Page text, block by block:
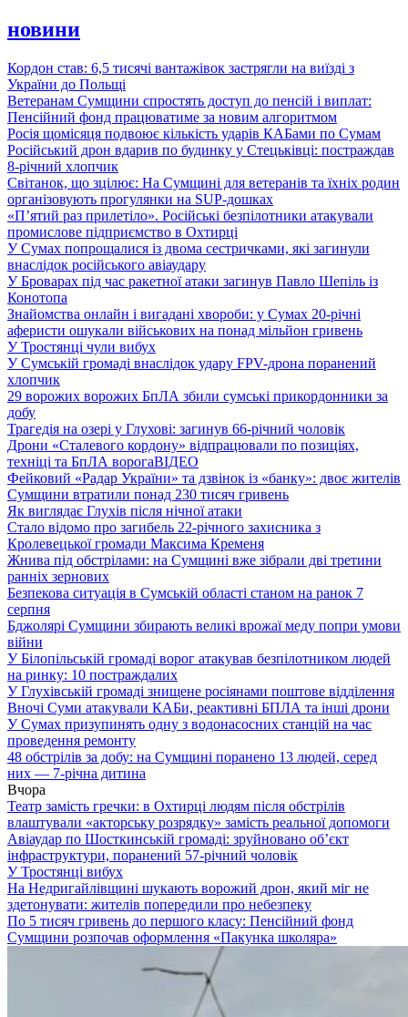
новини
Кордон став: 6,5 тисячі вантажівок застрягли на виїзді з
України до Польщі
Ветеранам Сумщини спростять доступ до пенсій і виплат:
Пенсійний фонд працюватиме за новим алгоритмом
Росія щомісяця подвоює кількість ударів КАБами по Сумам
Російський дрон вдарив по будинку у Стецьківці: постраждав
8-річний хлопчик
Світанок, що зцілює: На Сумщині для ветеранів та їхніх родин
організовують прогулянки на SUP-дошках
«П’ятий раз прилетіло». Російські безпілотники атакували
промислове підприємство в Охтирці
У Сумах попрощалися із двома сестричками, які загинули
внаслідок російського авіаудару
У Броварах під час ракетної атаки загинув Павло Шепіль із
Конотопа
Знайомства онлайн і вигадані хвороби: у Сумах 20-річні
аферисти ошукали військових на понад мільйон гривень
У Тростянці чули вибух
У Сумській громаді внаслідок удару FPV-дрона поранений
хлопчик
29 ворожих ворожих БпЛА збили сумські прикордонники за
добу
Трагедія на озері у Глухові: загинув 66-річний чоловік
Дрони «Сталевого кордону» відпрацювали по позиціях,
техніці та БпЛА ворогаВІДЕО
Фейковий «Радар України» та дзвінок із «банку»: двоє жителів
Сумщини втратили понад 230 тисяч гривень
Як виглядає Глухів після нічної атаки
Стало відомо про загибель 22-річного захисника з
Кролевецької громади Максима Кременя
Жнива під обстрілами: на Сумщині вже зібрали дві третини
ранніх зернових
Безпекова ситуація в Сумській області станом на ранок 7
серпня
Бджолярі Сумщини збирають великі врожаї меду попри умови
війни
У Білопільській громаді ворог атакував безпілотником людей
на ринку: 10 постраждалих
У Глухівській громаді знищене росіянами поштове відділення
Вночі Суми атакували КАБи, реактивні БПЛА та інші дрони
У Сумах призупинять одну з водонасосних станцій на час
проведення ремонту
48 обстрілів за добу: на Сумщині поранено 13 людей, серед
них — 7-річна дитина
Вчора
Театр замість гречки: в Охтирці людям після обстрілів
влаштували «акторську розрядку» замість реальної допомоги
Авіаудар по Шосткинській громаді: зруйновано об’єкт
інфраструктури, поранений 57-річний чоловік
У Тростянці вибух
На Недригайлівщині шукають ворожий дрон, який міг не
здетонувати: жителів попередили про небезпеку
По 5 тисяч гривень до першого класу: Пенсійний фонд
Сумщини розпочав оформлення «Пакунка школяра»